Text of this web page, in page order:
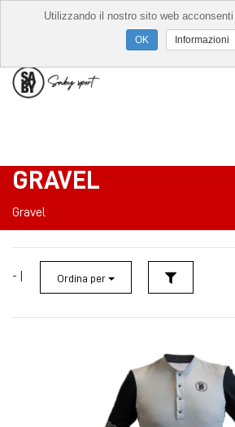
GRAVEL
Gravel
- | Ordina per
Utilizzando il nostro sito web
Informazioni